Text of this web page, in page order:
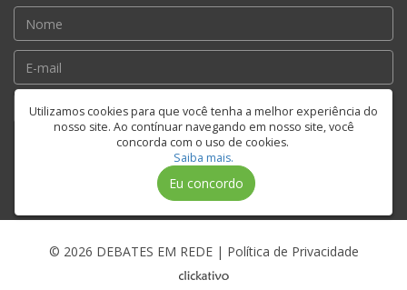
Utilizamos cookies para que você tenha a melhor experiência do
nosso site. Ao contínuar navegando em nosso site, você
concorda com o uso de cookies.
Saiba mais.
Eu concordo
Cadastrar
© 2026 DEBATES EM REDE | Política de Privacidade